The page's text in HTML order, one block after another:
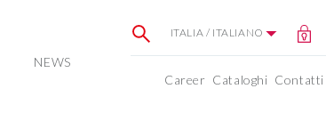
NEWS
ITALIA / ITALIANO
Career Cataloghi Contatti